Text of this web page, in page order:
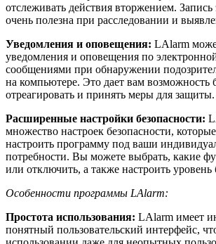
отслеживать действия вторжением.
очень полезна при расследовании и
Уведомления и оповещения: LAlarm
уведомления и оповещения по
сообщениями при обнаружении
на компьютере. Это дает вам возможность
отреагировать и принять меры для защиты.
Расширенные настройки безопасности:
множество настроек безопасности,
настроить программу под ваши
потребности. Вы можете выбрать, какие
или отключить, а также настроить уровень
Особенности программы LAlarm:
Простота использования: LAlarm имеет
понятный пользовательский интерфейс,